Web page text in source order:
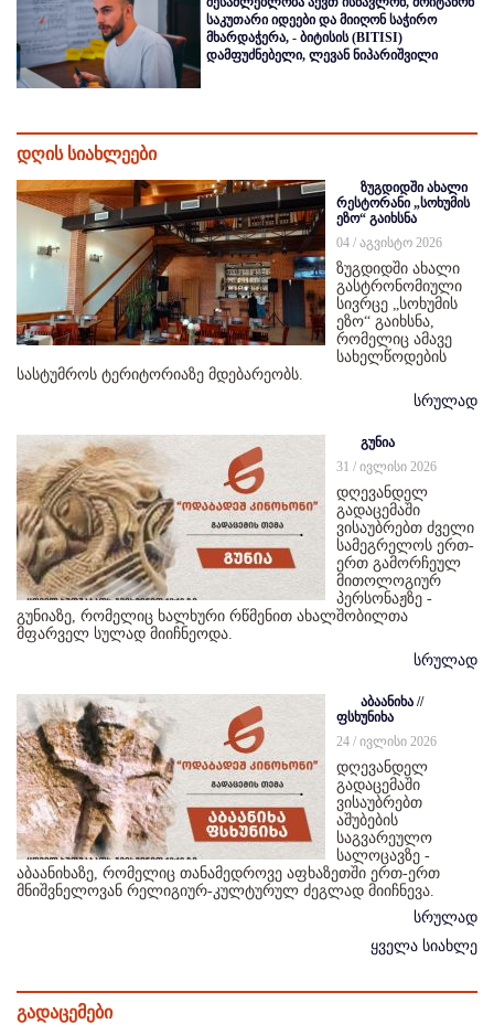
საკუთარი იდეები და მიიღონ საჭირო
მხარდაჭერა, - ბიტისის (BITISI)
დამფუძნებელი, ლევან ნიპარიშვილი
დღის სიახლეები
ზუგდიდში ახალი
რესტორანი „სოხუმის
ეზო“ გაიხსნა
04 / აგვისტო 2026
ზუგდიდში ახალი
გასტრონომიული
სივრცე „სოხუმის
ეზო“ გაიხსნა,
რომელიც ამავე
სახელწოდების
სასტუმროს ტერიტორიაზე მდებარეობს.
სრულად
გუნია
31 / ივლისი 2026
დღევანდელ
გადაცემაში
ვისაუბრებთ ძველი
სამეგრელოს ერთ-
ერთ გამორჩეულ
მითოლოგიურ
პერსონაჟზე -
გუნიაზე, რომელიც ხალხური რწმენით ახალშობილთა
მფარველ სულად მიიჩნეოდა.
სრულად
აბაანიხა //
ფსხუნიხა
24 / ივლისი 2026
დღევანდელ
გადაცემაში
ვისაუბრებთ
აშუბების
საგვარეულო
სალოცავზე -
აბაანიხაზე, რომელიც თანამედროვე აფხაზეთში ერთ-ერთ
მნიშვნელოვან რელიგიურ-კულტურულ ძეგლად მიიჩნევა.
სრულად
ყველა სიახლე
გადაცემები